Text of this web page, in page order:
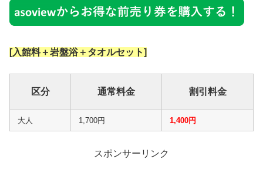
[入館料＋岩盤浴＋タオルセット]
区分 通常料金 割引料金
大人 1,700円 1,400円
スポンサーリンク